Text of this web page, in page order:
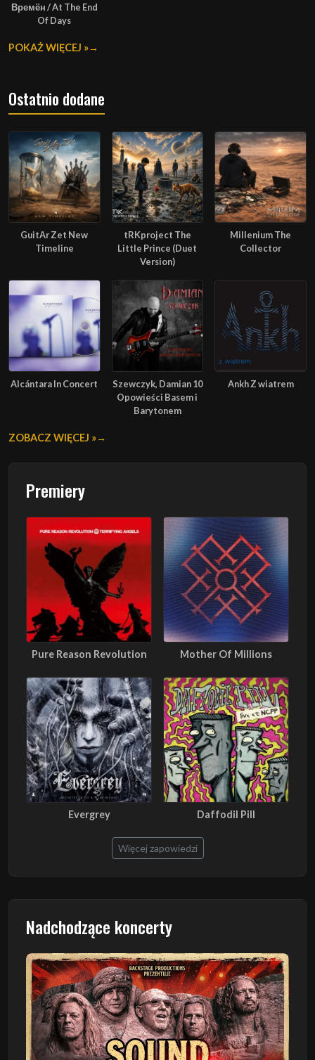
Времён / At The End
Of Days
POKAŻ WIĘCEJ »
Ostatnio dodane
GuitAr Zet New
Timeline
tRKproject The
Little Prince (Duet
Version)
Millenium The
Collector
Alcántara In Concert
Szewczyk, Damian 10
Opowieści Basem i
Barytonem
Ankh Z wiatrem
ZOBACZ WIĘCEJ »
Premiery
Pure Reason Revolution Mother Of Millions
Evergrey Daffodil Pill
Więcej zapowiedzi
Nadchodzące koncerty